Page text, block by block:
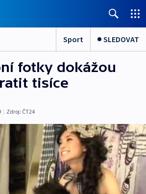
Sport SLEDOVAT
fotky dokážou
tisíce
| Zdroj: ČT24